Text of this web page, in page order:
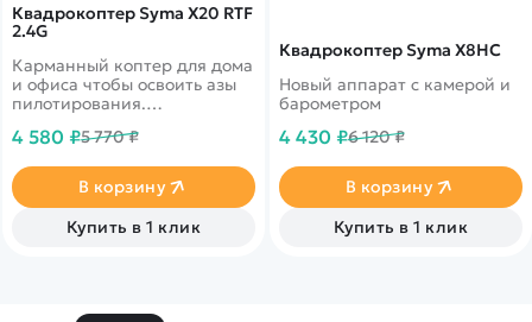
Квадрокоптер Syma X20 RTF
2.4G
Карманный коптер для дома
и офиса чтобы освоить азы
пилотирования.
посадка
4 580 ₽5 770 ₽
В корзину
Купить в 1 клик
Квадрокоптер Syma X8HC
Новый аппарат с камерой и
барометром
4 430 ₽6 120 ₽
В корзину
Купить в 1 клик